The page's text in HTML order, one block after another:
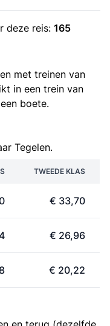
deze reis: 165
met treinen van
in een trein van
boete.
Tegelen.
TWEEDE KLAS
€ 33,70
€ 26,96
€ 20,22